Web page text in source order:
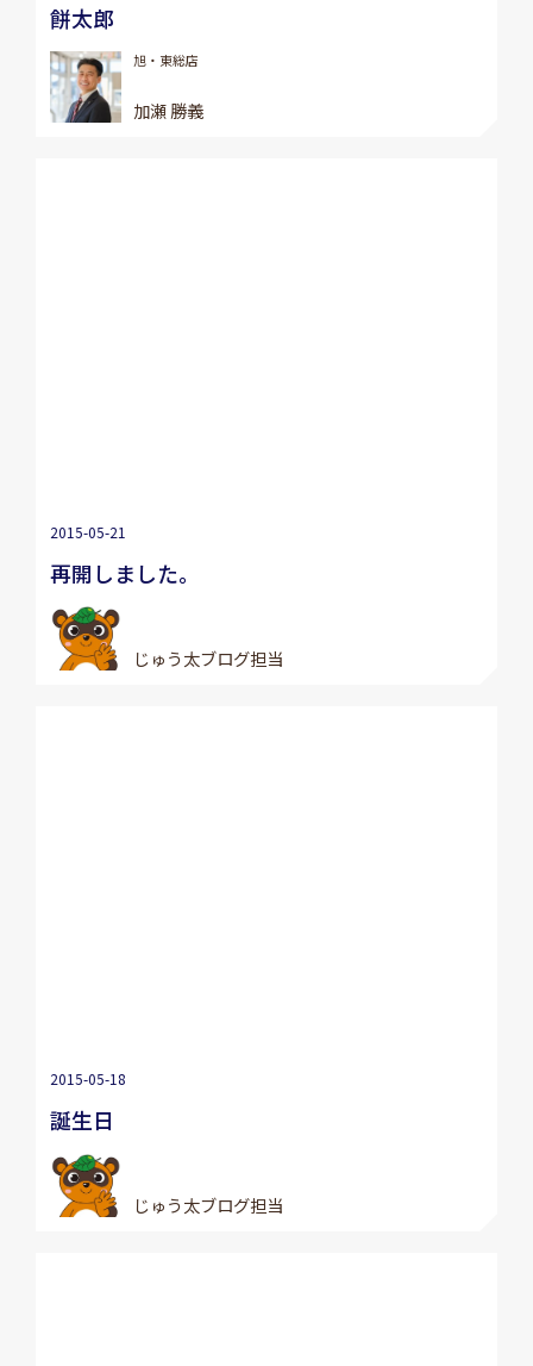
餅太郎
旭・東総店
加瀬 勝義
2015-05-21
再開しました。
じゅう太ブログ担当
2015-05-18
誕生日
じゅう太ブログ担当